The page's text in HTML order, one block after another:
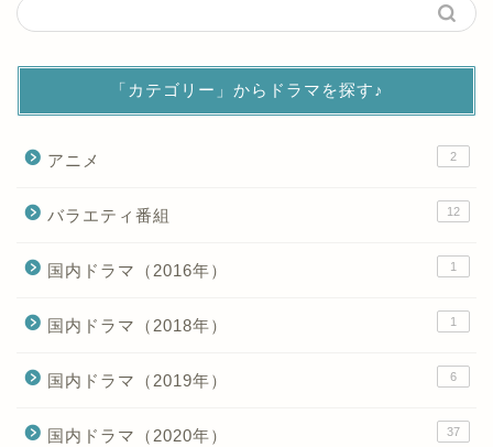
「カテゴリー」からドラマを探す♪
アニメ 2
バラエティ番組 12
国内ドラマ（2016年） 1
国内ドラマ（2018年） 1
国内ドラマ（2019年） 6
国内ドラマ（2020年） 37